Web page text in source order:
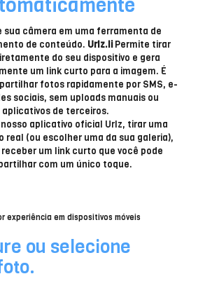
sua câmera em uma ferramenta de
de conteúdo. Urlz.liPermite tirar
do seu dispositivo e gera
um link curto para a imagem. É
fotos rapidamente por SMS, e-
sociais, sem uploads manuais ou
aplicativos de terceiros.
aplicativo oficial Urlz, tirar uma
real (ou escolher uma da sua galeria),
um link curto que você pode
com um único toque.
experiência em dispositivos móveis
ou selecione